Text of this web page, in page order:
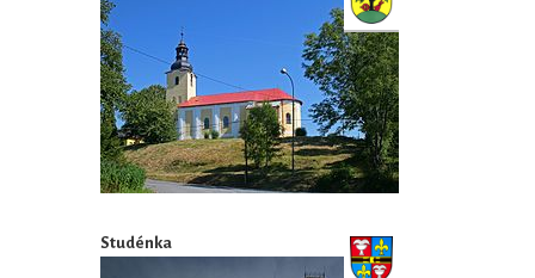
Studénka